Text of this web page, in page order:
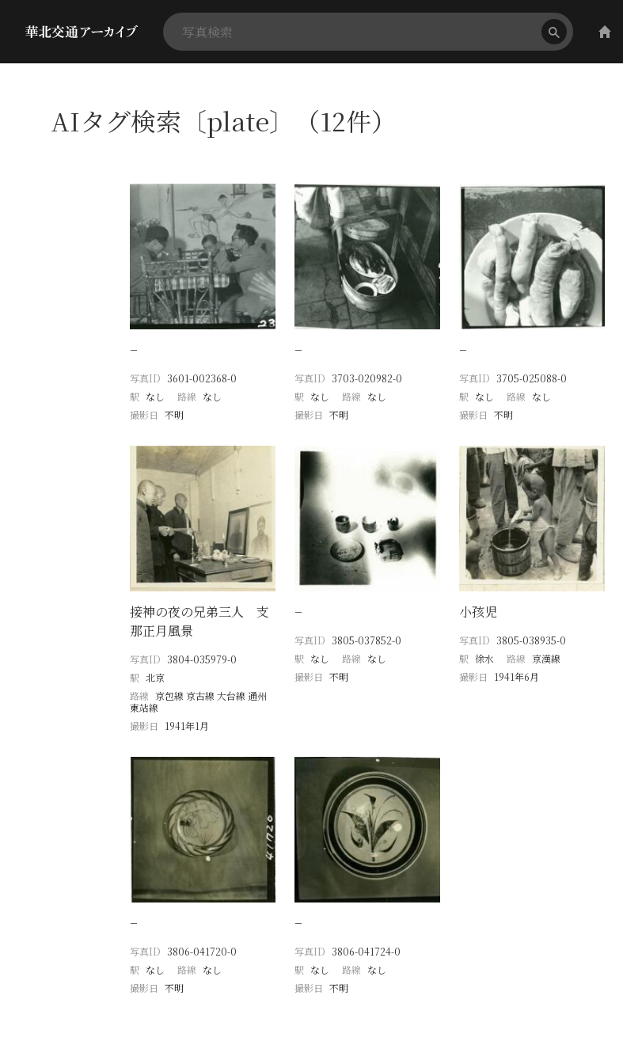
AIタグ検索〔plate〕（12件）
−
写真ID 3601-002368-0
駅 なし 路線 なし
撮影日 不明
−
写真ID 3703-020982-0
駅 なし 路線 なし
撮影日 不明
−
写真ID 3705-025088-0
駅 なし 路線 なし
撮影日 不明
接神の夜の兄弟三人 支
那正月風景
写真ID 3804-035979-0
駅 北京
路線 京包線 京古線 大台線 通州
東站線
撮影日
1941年1月
−
写真ID 3805-037852-0
駅 なし 路線 なし
撮影日 不明
小孩児
写真ID 3805-038935-0
駅 徐水 路線 京漢線
撮影日
1941年6月
−
写真ID 3806-041720-0
駅 なし 路線 なし
撮影日 不明
−
写真ID 3806-041724-0
駅 なし 路線 なし
撮影日 不明